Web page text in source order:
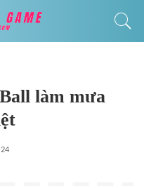
làm mưa